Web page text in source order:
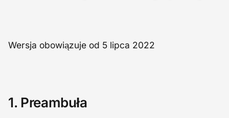
Wersja obowiązuje od 5 lipca 2022
1. Preambuła